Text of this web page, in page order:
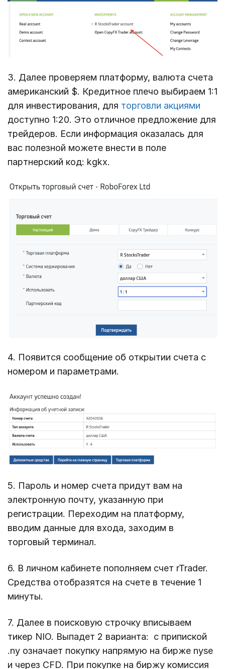
3. Далее проверяем платформу, валюта счета
американский $. Кредитное плечо выбираем 1:1
для инвестирования, для торговли акциями
доступно 1:20. Это отличное предложение для
трейдеров. Если информация оказалась для
вас полезной можете внести в поле
партнерский код: kgkx.
4. Появится сообщение об открытии счета с
номером и параметрами.
5. Пароль и номер счета придут вам на
электронную почту, указанную при
регистрации. Переходим на платформу,
вводим данные для входа, заходим в
торговый терминал.
6. В личном кабинете пополняем счет rTrader.
Средства отобразятся на счете в течение 1
минуты.
7. Далее в поисковую строчку вписываем
тикер NIO. Выпадет 2 варианта: с припиской
.ny означает покупку напрямую на бирже nyse
и через CFD. При покупке на биржу комиссия